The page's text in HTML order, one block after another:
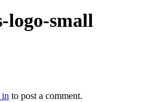
logo-small
in to post a comment.